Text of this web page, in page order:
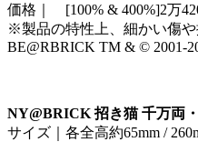
価格｜ [100% & 400%]2万
※製品の特性上、細かい傷や
BE@RBRICK TM & ©️ 2001-
NY@BRICK 招き猫 千万両
サイズ｜各全高約65mm /